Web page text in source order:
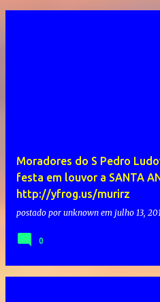
Moradores do S Pedro
festa em louvor a SANTA
http://yfrog.us/murirz
postado por unknown em julho 13,
0